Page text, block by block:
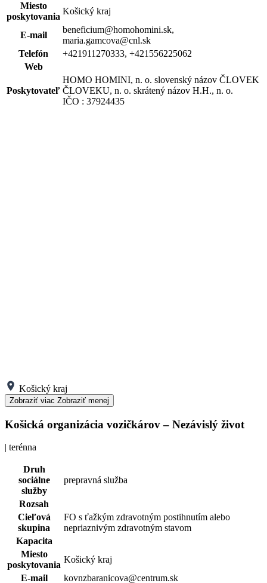
Miesto
poskytovania
Košický kraj
E-mail
beneficium@homohomini.sk,
maria.gamcova@cnl.sk
Telefón
+421911270333, +421556225062
Web
Poskytovateľ
HOMO HOMINI, n. o. slovenský názov ČLOVEK
ČLOVEKU, n. o. skrátený názov H.H., n. o.
IČO : 37924435
Košický kraj
Zobraziť viac Zobraziť menej
Košická organizácia vozičkárov – Nezávislý život
| terénna
Druh
sociálne
služby
prepravná služba
Rozsah
Cieľová
skupina
FO s ťažkým zdravotným postihnutím alebo
nepriaznivým zdravotným stavom
Kapacita
Miesto
poskytovania
Košický kraj
E-mail
kovnzbaranicova@centrum.sk